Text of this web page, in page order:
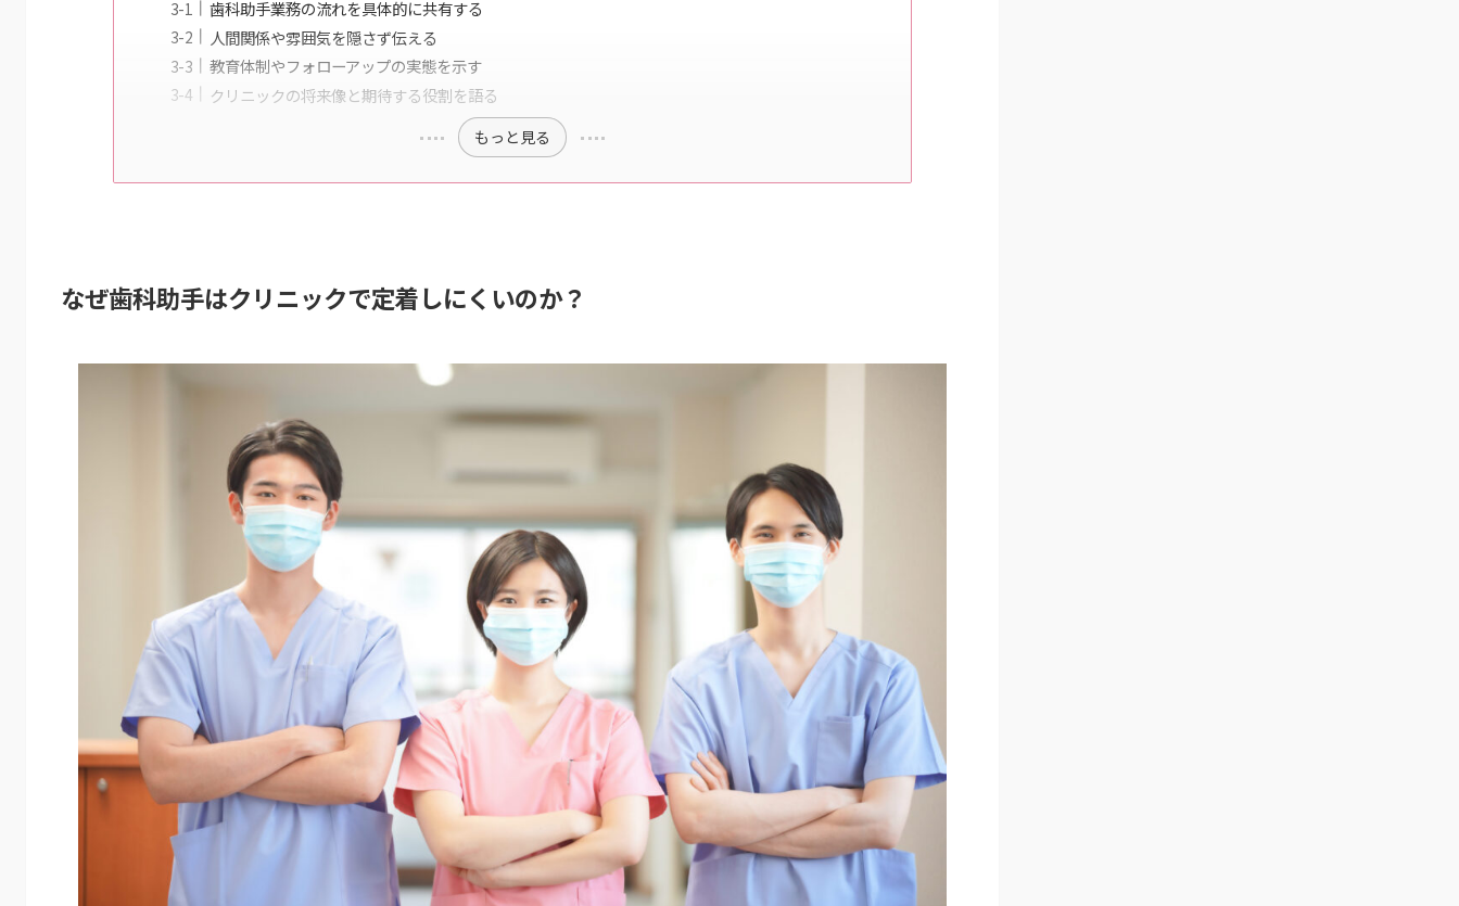
歯科助手業務の流れを具体的に共有する
人間関係や雰囲気を隠さず伝える
教育体制やフォローアップの実態を示す
クリニックの将来像と期待する役割を語る
もっと見る
なぜ歯科助手はクリニックで定着しにくいのか？